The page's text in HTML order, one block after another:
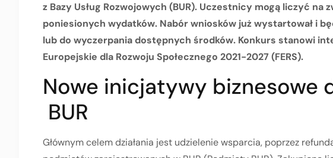
z Bazy Usług Rozwojowych (BUR). Uczestnicy mogą liczyć
poniesionych wydatków. Nabór wniosków już wystartował i
lub do wyczerpania dostępnych środków. Konkurs stanowi
Europejskie dla Rozwoju Społecznego 2021-2027 (FERS).
Nowe inicjatywy biznesowe
BUR
Głównym celem działania jest udzielenie wsparcia, poprzez